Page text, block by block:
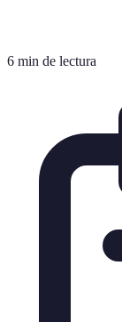
6 min de lectura